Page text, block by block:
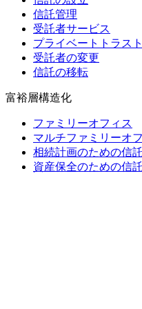
信託管理
受託者サービス
プライベートトラス
受託者の変更
信託の移転
富裕層構造化
ファミリーオフィス
マルチファミリーオ
相続計画のための信託
資産保全のための信託